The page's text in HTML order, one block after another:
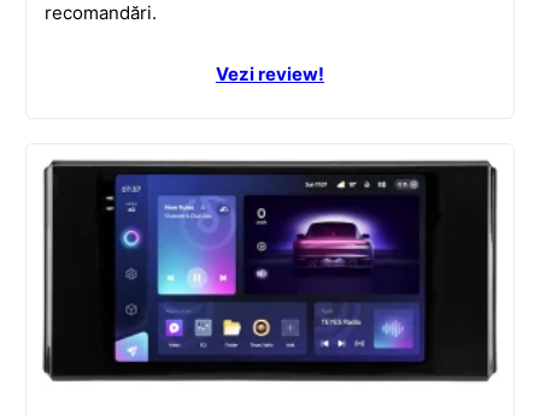
recomandări.
Vezi review!